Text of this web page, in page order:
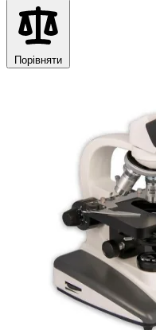
Порівняти